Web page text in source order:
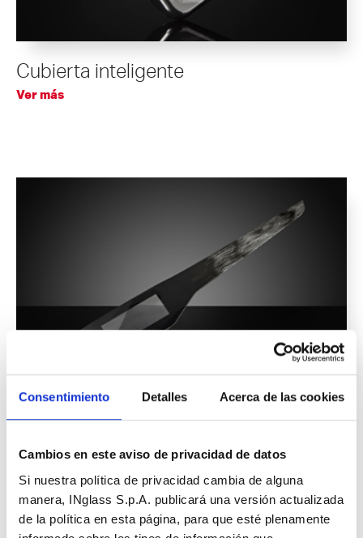
Consentimiento Detalles Acerca de las cookies
Cambios en este aviso de privacidad de datos
Si nuestra política de privacidad cambia de alguna
manera, INglass S.p.A. publicará una versión actualizada
de la política en esta página, para que esté plenamente
Cubierta inteligente
Ver más
Salpicadero HMI